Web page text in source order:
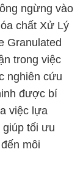
ngừng vào
chất Xử Lý
Granulated
trong việc
nghiên cứu
được bí
việc lựa
giúp tối ưu
môi